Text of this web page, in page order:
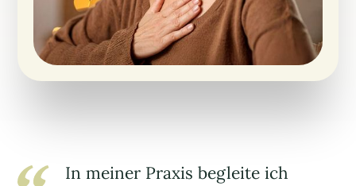
In meiner Praxis begleite ich